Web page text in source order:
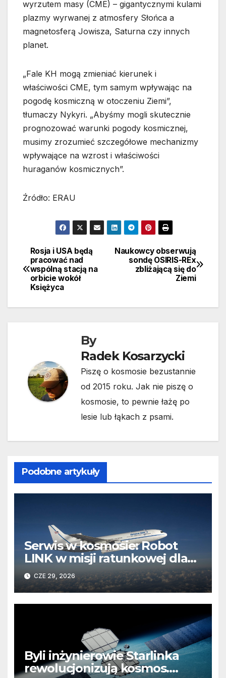
wyrzutem masy (CME) – gigantycznymi kulami
plazmy wyrwanej z atmosfery Słońca a
magnetosferą Jowisza, Saturna czy innych
planet.
„Fale KH mogą zmieniać kierunek i
właściwości CME, tym samym wpływając na
pogodę kosmiczną w otoczeniu Ziemi”,
tłumaczy Nykyri. „Abyśmy mogli skutecznie
prognozować warunki pogody kosmicznej,
musimy zrozumieć szczegółowe mechanizmy
wpływające na wzrost i właściwości
huraganów kosmicznych”.
Źródło: ERAU
Nawigacja
wpisu
Naukowcy obserwują
sondę OSIRIS-REx
zbliżającą się do
Ziemi
Rosja i USA będą
pracować nad
wspólną stacją na
orbicie wokół
Księżyca
By
Radek Kosarzycki
Piszę o kosmosie bezustannie
od 2015 roku. Jak nie piszę o
kosmosie, to pewnie łażę po
lesie lub łąkach z psami.
Podobne artykuły
Serwis w kosmosie: Robot
LINK w misji ratunkowej dla
obserwatorium Swift
CZE 29, 2026
Byli inżynierowie Starlinka
rewolucjonizują kosmos.